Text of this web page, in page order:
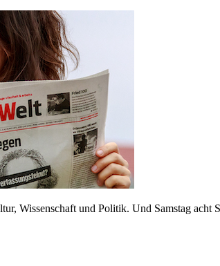
Wissenschaft und Politik. Und Samstag acht